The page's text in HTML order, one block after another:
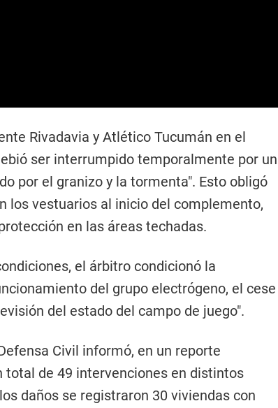
Rivadavia y Atlético Tucumán en el
ser interrumpido temporalmente por un
por el granizo y la tormenta". Esto obligó
los vestuarios al inicio del complemento,
en las áreas techadas.
el árbitro condicionó la
del grupo electrógeno, el cese
del estado del campo de juego".
Civil informó, en un reporte
total de 49 intervenciones en distintos
daños se registraron 30 viviendas con